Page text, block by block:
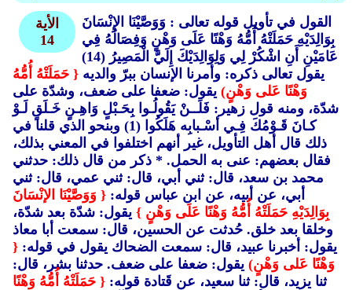
الأية
14
القول في تأويل قوله تعالى : وَوَصَّيْنَا الإِنْسَانَ
بِوَالِدَيْهِ حَمَلَتْهُ أُمُّهُ وَهْنًا عَلَى وَهْنٍ وَفِصَالُهُ فِي
عَامَيْنِ أَنِ اشْكُرْ لِي وَلِوَالِدَيْكَ إِلَيَّ الْمَصِيرُ (14)
يقول تعالى ذكره: وأمرنا الإنسان ببرّ والديه { حَمَلَتْهُ أُمُّهُ
وَهْنًا عَلى وَهْنٍ) يقول: ضعفا على ضعف، وشدّة على
شدّة، ومنه قول زهير: فَلَــنْ يَقُولُـوا بِحَـبْلٍ وَاهِـنٍ خَـلَقٍ لَـوْ
كـانَ قَـوْمُكَ فِـي أسْـبابِه هَلَكُوا (1)
وبنحو الذي قلنا في
ذلك قال أهل التأويل، غير أنهم اختلفوا في المعني بذلك،
فقال بعضهم: عنى به الحمل. * ذكر من قال ذلك: حدثني
محمد بن سعد، قال: ثني أبي، قال: ثني عمي، قال: ثني
أبي، عن أبيه، عن ابن عباس قوله: { وَوَصَّيْنَا الإنْسَانَ
بِوَالِدَيْهِ حَمَلَتْهُ أُمُّهُ وَهْنًا عَلَى وَهْنٍ } يقول: شدّة بعد شدّة،
وخلقا بعد خلق. حُدثت عن الحسين، قال: سمعت أبا معاذ
يقول: أخبرنا عبيد، قال: سمعت الضحاك يقول في قوله: {
وَهْنًا عَلى وَهْنٍ) يقول: ضعفا على ضعف. حدثنا بشر، قال:
ثنا يزيد، قال: ثنا سعيد، عن قَتادة قوله: { حَمَلَتْهُ أُمُّهُ وَهْنًا